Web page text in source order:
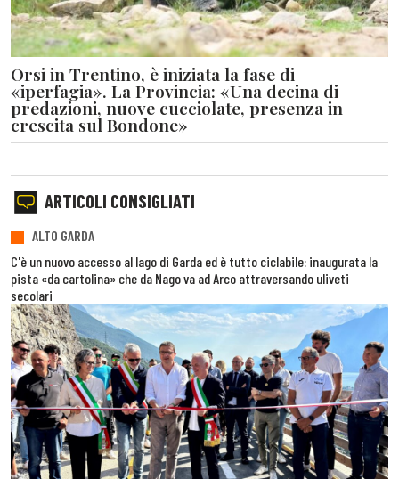
Orsi in Trentino, è iniziata la fase di
«iperfagia». La Provincia: «Una decina di
predazioni, nuove cucciolate, presenza in
crescita sul Bondone»
ARTICOLI CONSIGLIATI
ALTO GARDA
C'è un nuovo accesso al lago di Garda ed è tutto ciclabile: inaugurata la
pista «da cartolina» che da Nago va ad Arco attraversando uliveti
secolari